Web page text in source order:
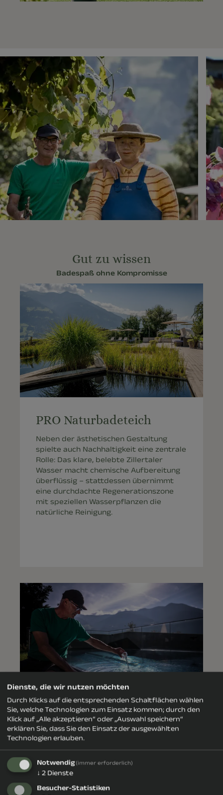
Gut zu wissen
Badespaß ohne Kompromisse
PRO Naturbadeteich
Neben der ästhetischen Gestaltung
spielte auch Nachhaltigkeit eine zentrale
Rolle: Das klare, belebte Zillertaler
Wasser macht chemische Aufbereitung
überflüssig – stattdessen übernimmt
eine durchdachte Regenerationszone
mit speziellen Wasserpflanzen die
natürliche Reinigung.
Keine Angst beim
Schwimmen
Viele glauben noch immer, dass
Schwimmen in der Natur unangenehm
ist – glitschige Algen, trübes Wasser
Dienste, die wir nutzen möchten
Durch Klicks auf die entsprechenden Schaltflächen wählen
Sie, welche Technologien zum Einsatz kommen; durch den
Klick auf „Alle akzeptieren“ oder „Auswahl speichern“
erklären Sie, dass Sie den Einsatz der ausgewählten
Technologien erlauben.
Notwendig (immer erforderlich)
↓ 2 Dienste
Besucher-Statistiken